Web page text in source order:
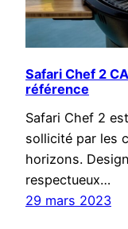
Safari Chef 2
référence
Safari Chef 2
sollicité par les
horizons.
respectueux…
29 mars 2023